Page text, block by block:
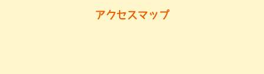
アクセスマップ